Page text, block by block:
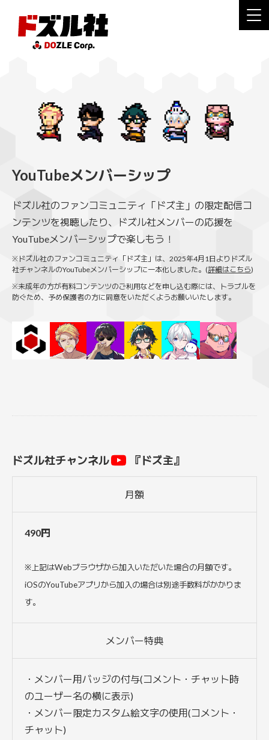
YouTubeメンバーシップ
ドズル社のファンコミュニティ「ドズ主」の限定配信コ
ンテンツを視聴したり、ドズル社メンバーの応援を
YouTubeメンバーシップで楽しもう！
※ドズル社のファンコミュニティ「ドズ主」は、2025年4月1日よりドズル
社チャンネルのYouTubeメンバーシップに一本化しました。(詳細はこちら)
※未成年の方が有料コンテンツのご利用などを申し込む際には、トラブルを
防ぐため、予め保護者の方に同意をいただくようお願いいたします。
ドズル社チャンネル 『ドズ主』
月額
490円
※上記はWebブラウザから加入いただいた場合の月額です。
iOSのYouTubeアプリから加入の場合は別途手数料がかかりま
す。
メンバー特典
・メンバー用バッジの付与(コメント・チャット時
のユーザー名の横に表示)
・メンバー限定カスタム絵文字の使用(コメント・
チャット)